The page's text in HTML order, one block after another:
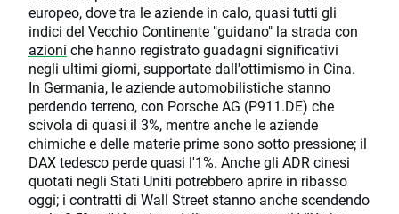
europeo, dove tra le aziende in calo, quasi tutti gli
indici del Vecchio Continente "guidano" la strada con
azioni che hanno registrato guadagni significativi
negli ultimi giorni, supportate dall'ottimismo in Cina.
In Germania, le aziende automobilistiche stanno
perdendo terreno, con Porsche AG (P911.DE) che
scivola di quasi il 3%, mentre anche le aziende
chimiche e delle materie prime sono sotto pressione; il
DAX tedesco perde quasi l'1%. Anche gli ADR cinesi
quotati negli Stati Uniti potrebbero aprire in ribasso
oggi; i contratti di Wall Street stanno anche scendendo